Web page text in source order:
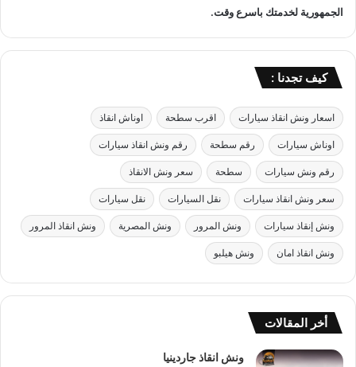
الجمهورية لخدمتك باسرع وقت.
كيف تجدنا :
اسعار ونش انقاذ سيارات اقرب سطحة اوناش انقاذ
اوناش سيارات رقم سطحة رقم ونش انقاذ سيارات
رقم ونش سيارات سطحة سعر ونش الانقاذ
سعر ونش انقاذ سيارات نقل السيارات نقل سيارات
ونش إنقاذ سيارات ونش المرور ونش المصرية ونش انقاذ المرور
ونش انقاذ امان ونش هيلبو
أخر المقالات
ونش انقاذ جاردينيا